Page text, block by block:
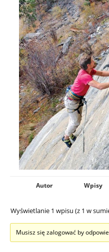
Autor Wpisy
Wyświetlanie 1 wpisu (z 1 w
Musisz się zalogować by